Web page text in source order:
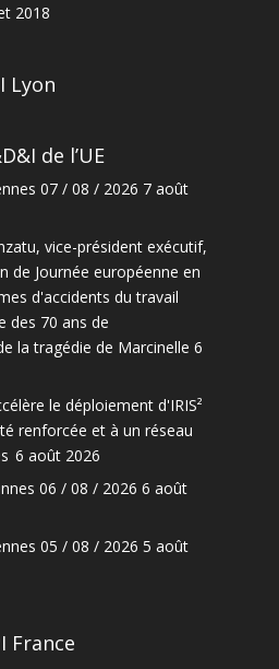
2018
Lyon
de l’UE
07 / 08 / 2026 7 août
vice-président exécutif,
de Journée européenne en
d'accidents du travail
des 70 ans de
la tragédie de Marcinelle 6
le déploiement d'IRIS²
renforcée et à un réseau
6 août 2026
06 / 08 / 2026 6 août
05 / 08 / 2026 5 août
France